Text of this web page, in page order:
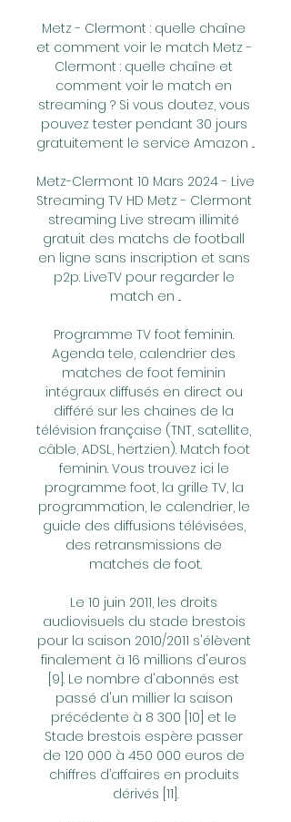
Metz - Clermont : quelle chaîne
et comment voir le match Metz -
Clermont : quelle chaîne et
comment voir le match en
streaming ? Si vous doutez, vous
pouvez tester pendant 30 jours
gratuitement le service Amazon ...
Metz-Clermont 10 Mars 2024 - Live
Streaming TV HD Metz - Clermont
streaming Live stream illimité
gratuit des matchs de football
en ligne sans inscription et sans
p2p. LiveTV pour regarder le
match en ...
Programme TV foot feminin.
Agenda tele, calendrier des
matches de foot feminin
intégraux diffusés en direct ou
différé sur les chaines de la
télévision française (TNT, satellite,
câble, ADSL, hertzien). Match foot
feminin. Vous trouvez ici le
programme foot, la grille TV, la
programmation, le calendrier, le
guide des diffusions télévisées,
des retransmissions de
matches de foot.
Le 10 juin 2011, les droits
audiovisuels du stade brestois
pour la saison 2010/2011 s'élèvent
finalement à 16 millions d'euros
[9]. Le nombre d'abonnés est
passé d'un millier la saison
précédente à 8 300 [10] et le
Stade brestois espère passer
de 120 000 à 450 000 euros de
chiffres d’affaires en produits
dérivés [11].